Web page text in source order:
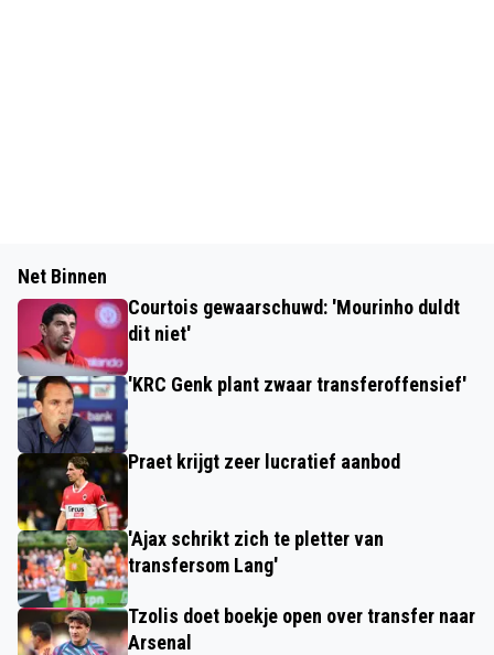
Net Binnen
Courtois gewaarschuwd: 'Mourinho duldt
dit niet'
'KRC Genk plant zwaar transferoffensief'
Praet krijgt zeer lucratief aanbod
'Ajax schrikt zich te pletter van
transfersom Lang'
Tzolis doet boekje open over transfer naar
Arsenal